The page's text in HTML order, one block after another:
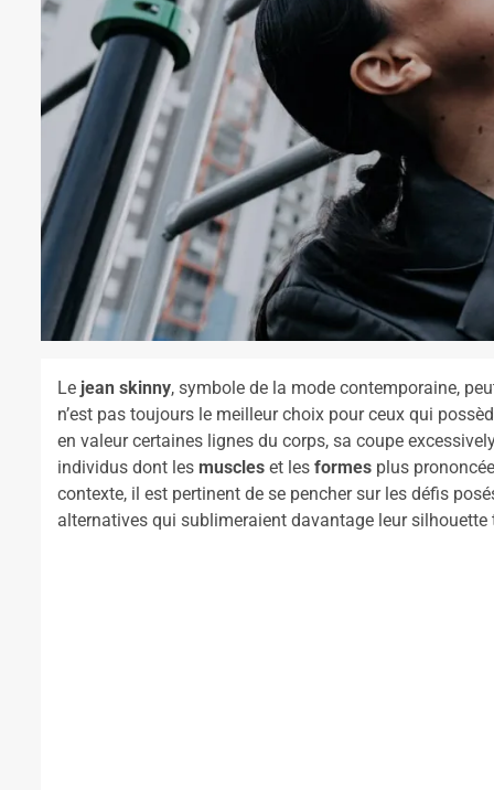
Le jean skinny, symbole de la mode contemporaine,
n’est pas toujours le meilleur choix pour ceux qui
en valeur certaines lignes du corps, sa coupe
individus dont les muscles et les formes plus
contexte, il est pertinent de se pencher sur les défis
alternatives qui sublimeraient davantage leur